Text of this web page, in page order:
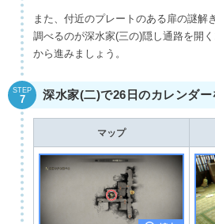
また、付近のプレートのある扉の謎解
調べるのが深水家(三の)隠し通路を開
から進みましょう。
STEP
7 深水家(二)で26日のカレンダー
マップ